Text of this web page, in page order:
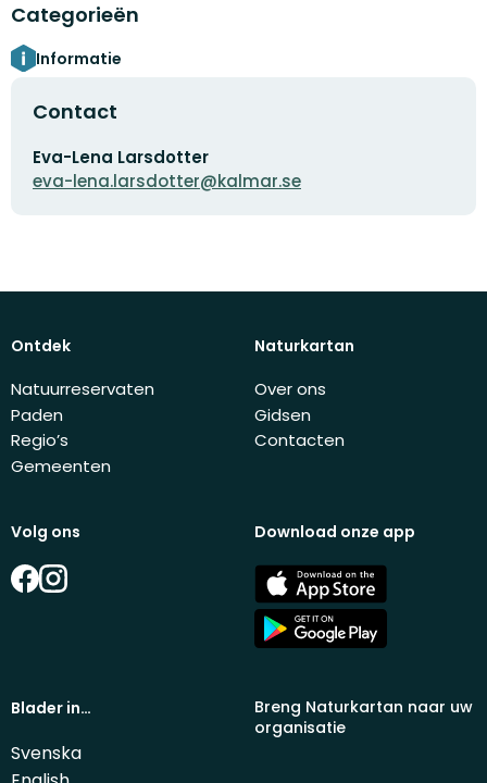
Categorieën
Informatie
Contact
E-
mailadres
Eva-Lena Larsdotter
eva-lena.larsdotter@kalmar.se
Ontdek
Natuurreservaten
Paden
Regio’s
Gemeenten
Naturkartan
Over ons
Gidsen
Contacten
Volg ons
Facebook
Instagram
Download onze app
App
Store
Google
Play
Blader in…
Svenska
Breng Naturkartan naar uw
organisatie